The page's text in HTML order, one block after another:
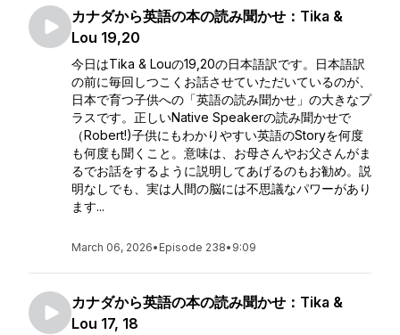
カナダから英語の本の読み聞かせ：Tika &
Lou 19,20
今日はTika & Louの19,20の日本語訳です。日本語訳
の前に毎回しつこくお話させていただいているのが、
日本で育つ子供への「英語の読み聞かせ」の大きなプ
ラスです。正しいNative Speakerの読み聞かせで
（Robert!)子供にもわかりやすい英語のStoryを何度
も何度も聞くこと。意味は、お母さんやお父さんがま
るでお話をするように説明してあげるのもお勧め。説
明なしでも、実は人間の脳には不思議なパワーがあり
ます...
March 06, 2026• Episode 238• 9:09
カナダから英語の本の読み聞かせ：Tika &
Lou 17, 18